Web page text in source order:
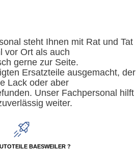
steht Ihnen mit Rat und Tat
vor Ort als auch
gerne zur Seite.
Ersatzteile ausgemacht, der
Lack oder aber
Unser Fachpersonal hilft
weiter.
BAESWEILER ?